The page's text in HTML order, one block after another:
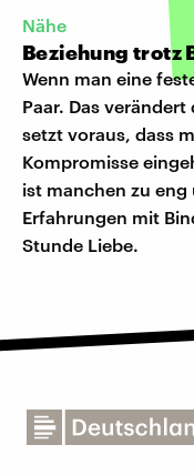
Nähe
Beziehung trotz
Wenn man eine
Paar. Das
setzt voraus, dass
Kompromisse
ist manchen zu
Erfahrungen mit
Stunde Liebe.